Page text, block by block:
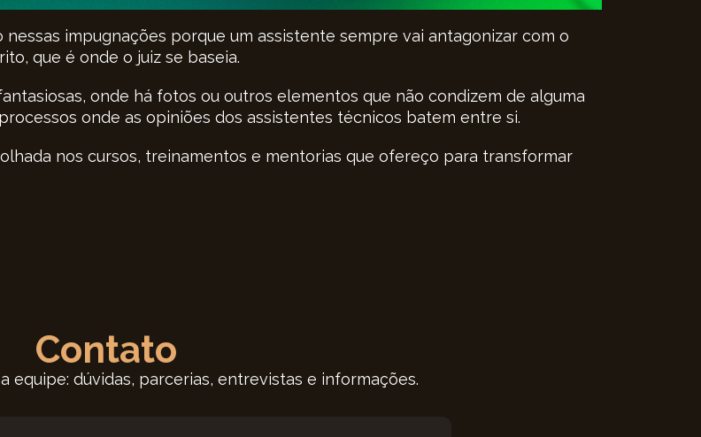
nessas impugnações porque um assistente sempre vai antagonizar com o
que é onde o juiz se baseia.
onde há fotos ou outros elementos que não condizem de alguma
onde as opiniões dos assistentes técnicos batem entre si.
nos cursos, treinamentos e mentorias que ofereço para transformar
Contato
equipe: dúvidas, parcerias, entrevistas e informações.